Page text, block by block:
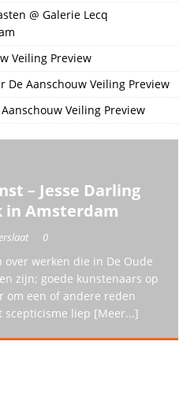
@ Galerie Lecq
Veiling Preview
De Aanschouw Veiling Preview
Veiling Preview
– Jesse Darling
in Amsterdam
0
werken die in De Oude
zijn; goede kunstenaars op
om een of andere reden
liep [Meer...]